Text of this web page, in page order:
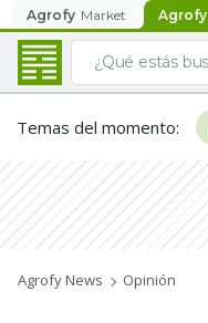
Agrofy Market Agrofy
Temas del momento:
Agrofy News Opinión